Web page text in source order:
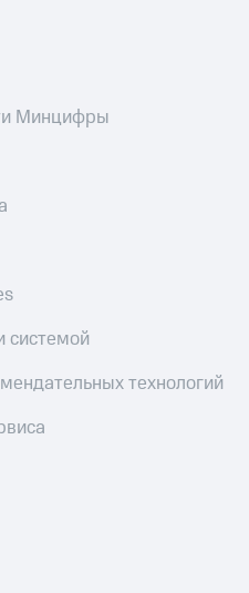
Минцифры
системой
технологий